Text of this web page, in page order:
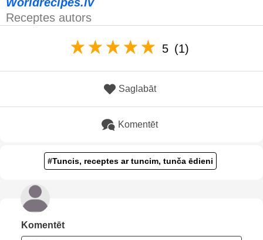
Receptes autors
5 (1)
Saglabāt
Komentēt
#Tuncis, receptes ar tuncim, tunča ēdieni
Komentēt